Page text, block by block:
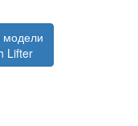
модели
Lifter